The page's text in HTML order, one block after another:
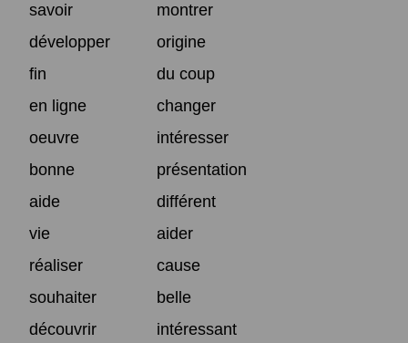
savoir
montrer
développer
origine
fin
du coup
en ligne
changer
oeuvre
intéresser
bonne
présentation
aide
différent
vie
aider
réaliser
cause
souhaiter
belle
découvrir
intéressant